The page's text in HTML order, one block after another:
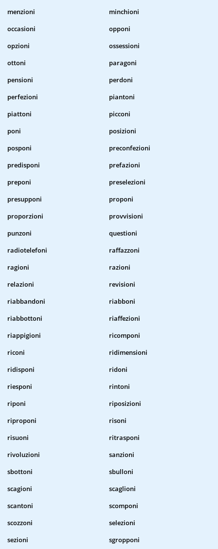
menzioni
minchioni
occasioni
opponi
opzioni
ossessioni
ottoni
paragoni
pensioni
perdoni
perfezioni
piantoni
piattoni
picconi
poni
posizioni
posponi
preconfezioni
predisponi
prefazioni
preponi
preselezioni
presupponi
proponi
proporzioni
provvisioni
punzoni
questioni
radiotelefoni
raffazzoni
ragioni
razioni
relazioni
revisioni
riabbandoni
riabboni
riabbottoni
riaffezioni
riappigioni
ricomponi
riconi
ridimensioni
ridisponi
ridoni
riesponi
rintoni
riponi
riposizioni
riproponi
risoni
risuoni
ritrasponi
rivoluzioni
sanzioni
sbottoni
sbulloni
scagioni
scaglioni
scantoni
scomponi
scozzoni
selezioni
sezioni
sgropponi